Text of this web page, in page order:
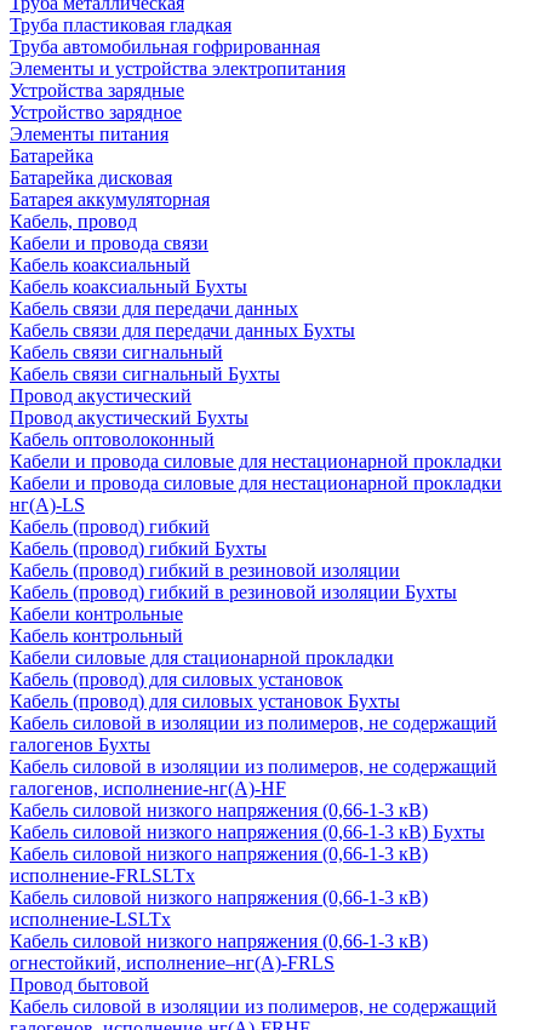
Труба пластиковая гладкая
Труба автомобильная гофрированная
Элементы и устройства электропитания
Устройства зарядные
Устройство зарядное
Элементы питания
Батарейка
Батарейка дисковая
Батарея аккумуляторная
Кабель, провод
Кабели и провода связи
Кабель коаксиальный
Кабель коаксиальный Бухты
Кабель связи для передачи данных
Кабель связи для передачи данных Бухты
Кабель связи сигнальный
Кабель связи сигнальный Бухты
Провод акустический
Провод акустический Бухты
Кабель оптоволоконный
Кабели и провода силовые для нестационарной прокладки
Кабели и провода силовые для нестационарной прокладки
нг(А)-LS
Кабель (провод) гибкий
Кабель (провод) гибкий Бухты
Кабель (провод) гибкий в резиновой изоляции
Кабель (провод) гибкий в резиновой изоляции Бухты
Кабели контрольные
Кабель контрольный
Кабели силовые для стационарной прокладки
Кабель (провод) для силовых установок
Кабель (провод) для силовых установок Бухты
Кабель силовой в изоляции из полимеров, не содержащий
галогенов Бухты
Кабель силовой в изоляции из полимеров, не содержащий
галогенов, исполнение-нг(А)-HF
Кабель силовой низкого напряжения (0,66-1-3 кВ)
Кабель силовой низкого напряжения (0,66-1-3 кВ) Бухты
Кабель силовой низкого напряжения (0,66-1-3 кВ)
исполнение-FRLSLTx
Кабель силовой низкого напряжения (0,66-1-3 кВ)
исполнение-LSLTx
Кабель силовой низкого напряжения (0,66-1-3 кВ)
огнестойкий, исполнение–нг(А)-FRLS
Провод бытовой
Кабель силовой в изоляции из полимеров, не содержащий